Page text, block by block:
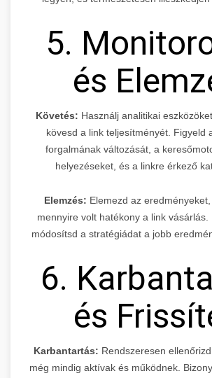
5.
és
Követés: Használj analitikai
kövesd a link teljesítményét. Figyeld
forgalmának változását, a
helyezéseket, és a linkre érkező
Elemzés: Elemezd az eredményeket,
mennyire volt hatékony a link vásárlás.
módosítsd a stratégiádat a jobb
6.
és
Karbantartás: Rendszeresen
még mindig aktívak és működnek.